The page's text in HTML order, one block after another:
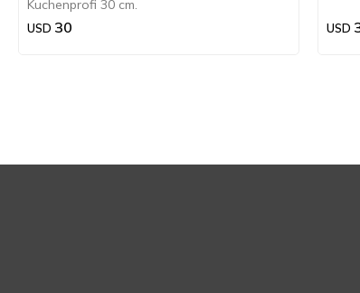
Kuchenprofi 30 cm.
USD 30 USD